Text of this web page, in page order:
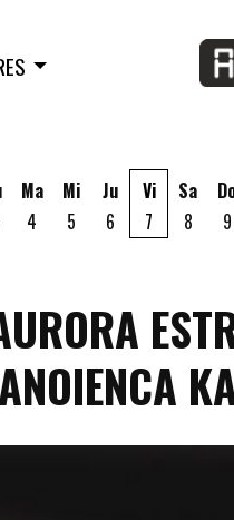
Ma
4
Mi
5
Ju
6
Vi
7
Sa
8
9